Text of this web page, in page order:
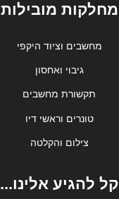
מחלקות מובילות
מחשבים וציוד היקפי
גיבוי ואחסון
תקשורת מחשבים
טונרים וראשי דיו
צילום והקלטה
קל להגיע אלינו...